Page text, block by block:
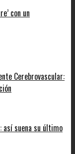
con un
Cerebrovascular:
suena su último